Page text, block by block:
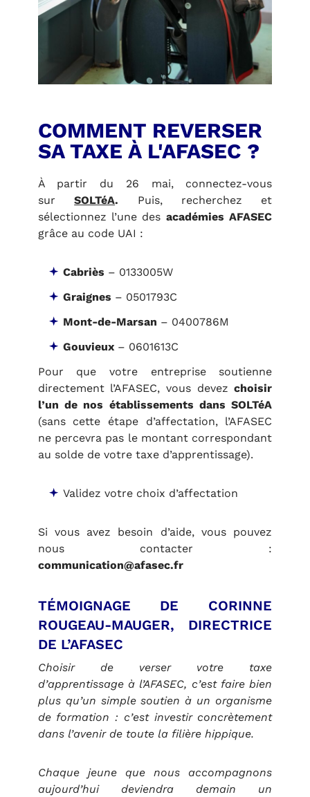
COMMENT REVERSER
SA TAXE À L'AFASEC ?
À partir du 26 mai, connectez-vous
surSOLTéA. Puis, recherchez et
sélectionnez l’une des académies AFASEC
grâce au code UAI :
Cabriès – 0133005W
Graignes – 0501793C
Mont-de-Marsan – 0400786M
Gouvieux– 0601613C
Pour que votre entreprise soutienne
directement l’AFASEC, vous devezchoisir
l’un de nos établissements dans SOLTéA
(sans cette étape d’affectation, l’AFASEC
ne percevra pas le montant correspondant
au solde de votre taxe d’apprentissage).
Validez votre choix d’affectation
Si vous avez besoin d’aide, vous pouvez
nous contacter :
communication@afasec.fr
TÉMOIGNAGE DE CORINNE
ROUGEAU-MAUGER, DIRECTRICE
DE L’AFASEC
Choisir de verser votre taxe
d’apprentissage à l’AFASEC, c’est faire bien
plus qu’un simple soutien à un organisme
de formation : c’est investir concrètement
dans l’avenir de toute la filière hippique.
Chaque jeune que nous accompagnons
aujourd’hui deviendra demain un